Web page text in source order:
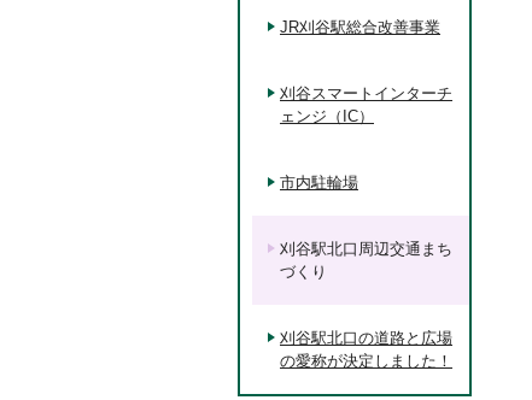
JR刈谷駅総合改善事業
刈谷スマートインターチ
ェンジ（IC）
市内駐輪場
刈谷駅北口周辺交通まち
づくり
刈谷駅北口の道路と広場
の愛称が決定しました！